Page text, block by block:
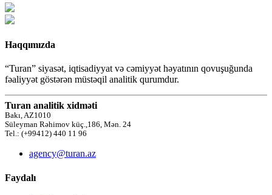
Haqqımızda
“Turan” siyasət, iqtisadiyyat və cəmiyyət həyatının qovuşuğunda
fəaliyyət göstərən müstəqil analitik qurumdur.
Turan analitik xidməti
Bakı, AZ1010
Süleyman Rəhimov küç.,186, Mən. 24
Tel.: (+99412) 440 11 96
agency@turan.az
Faydalı